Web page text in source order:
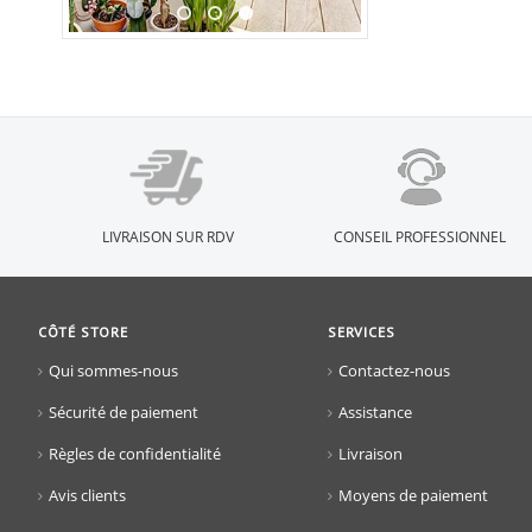
LIVRAISON SUR RDV CONSEIL PROFESSIONNEL
CÔTÉ STORE
Qui sommes-nous
Sécurité de paiement
Règles de confidentialité
Avis clients
SERVICES
Contactez-nous
Assistance
Livraison
Moyens de paiement